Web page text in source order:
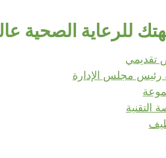
للرعاية الصحية
تقديمي
رئيس مجلس الإدارة
التقنية